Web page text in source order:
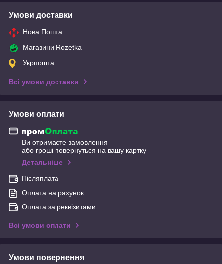
Умови доставки
Нова Пошта
Магазини Rozetka
Укрпошта
Всі умови доставки
Умови оплати
Ви отримаєте замовлення
або гроші повернуться на вашу картку
Детальніше
Післяплата
Оплата на рахунок
Оплата за реквізитами
Всі умови оплати
Умови повернення